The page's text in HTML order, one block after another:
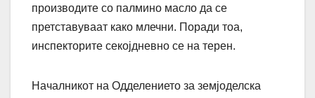
производите со палмино масло да се
претставуваат како млечни. Поради тоа,
инспекторите секојдневно се на терен.
Началникот на Одделението за земјоделска